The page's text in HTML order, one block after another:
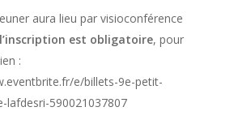
aura lieu par visioconférence
l’inscription est obligatoire, pour
:
e/billets-9e-petit-
lafdesri-590021037807